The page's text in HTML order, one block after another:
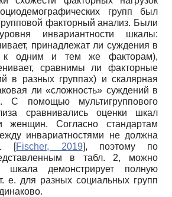
групп был
факторный анализ. Были
инвариантности шкалы:
принадлежат ли суждения в
к одним и тем же факторам),
сравнимы ли факторные
в разных группах) и скалярная
ли «сложность» суждений в
С помощью мультигруппового
сравнивались оценки шкал
Согласно стандартам
инвариатностями не должна
[Fischer, 2019], поэтому по
в табл. 2, можно
шкала демонстрирует полную
е. для разных социальных групп